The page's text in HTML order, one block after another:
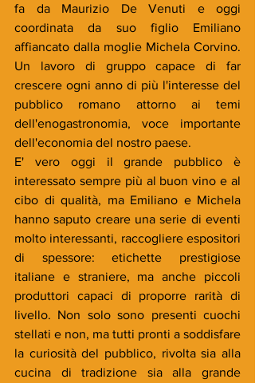
fa da Maurizio De Venuti e oggi
coordinata da suo figlio Emiliano
affiancato dalla moglie Michela Corvino.
Un lavoro di gruppo capace di far
crescere ogni anno di più l'interesse del
pubblico romano attorno ai temi
dell'enogastronomia, voce importante
dell'economia del nostro paese.
E' vero oggi il grande pubblico è
interessato sempre più al buon vino e al
cibo di qualità, ma Emiliano e Michela
hanno saputo creare una serie di eventi
molto interessanti, raccogliere espositori
di spessore: etichette prestigiose
italiane e straniere, ma anche piccoli
produttori capaci di proporre rarità di
livello. Non solo sono presenti cuochi
stellati e non, ma tutti pronti a soddisfare
la curiosità del pubblico, rivolta sia alla
cucina di tradizione sia alla grande